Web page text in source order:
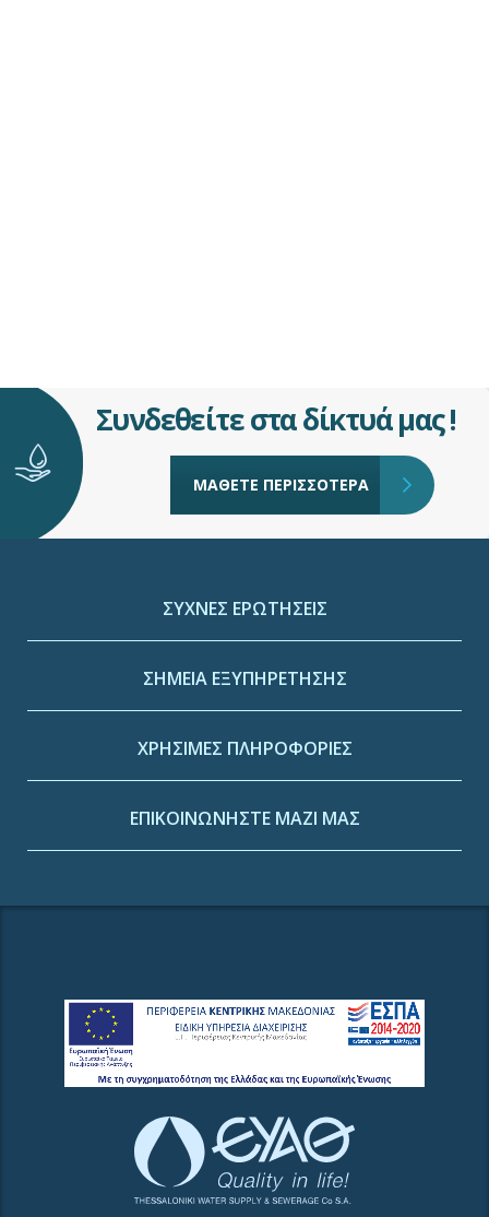
Συνδεθείτε στα δίκτυά μας !
ΜΑΘΕΤΕ ΠΕΡΙΣΣΟΤΕΡΑ
ΣΥΧΝΕΣ ΕΡΩΤΗΣΕΙΣ
ΣΗΜΕΙΑ ΕΞΥΠΗΡΕΤΗΣΗΣ
ΧΡΗΣΙΜΕΣ ΠΛΗΡΟΦΟΡΙΕΣ
ΕΠΙΚΟΙΝΩΝΗΣΤΕ ΜΑΖΙ ΜΑΣ